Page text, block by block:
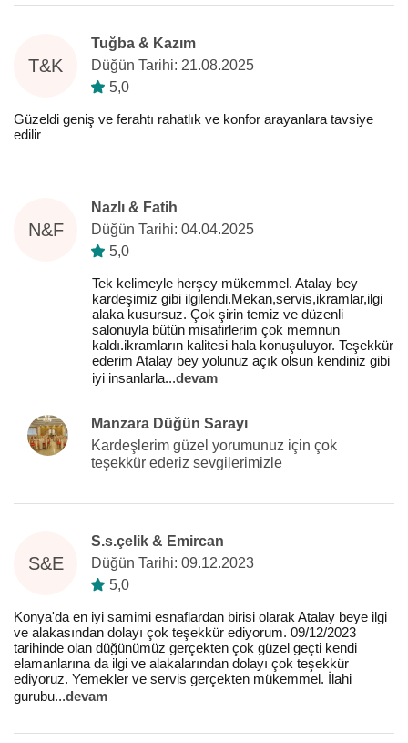
T&K
Tuğba & Kazım
Düğün Tarihi: 21.08.2025
5,0
Güzeldi geniş ve ferahtı rahatlık ve konfor arayanlara tavsiye
edilir
N&F
Nazlı & Fatih
Düğün Tarihi: 04.04.2025
5,0
Tek kelimeyle herşey mükemmel. Atalay bey
kardeşimiz gibi ilgilendi.Mekan,servis,ikramlar,ilgi
alaka kusursuz. Çok şirin temiz ve düzenli
salonuyla bütün misafirlerim çok memnun
kaldı.ikramların kalitesi hala konuşuluyor. Teşekkür
ederim Atalay bey yolunuz açık olsun kendiniz gibi
iyi insanlarla...devam
Manzara Düğün Sarayı
Kardeşlerim güzel yorumunuz için çok
teşekkür ederiz sevgilerimizle
S&E
S.s.çelik & Emircan
Düğün Tarihi: 09.12.2023
5,0
Konya'da en iyi samimi esnaflardan birisi olarak Atalay beye ilgi
ve alakasından dolayı çok teşekkür ediyorum. 09/12/2023
tarihinde olan düğünümüz gerçekten çok güzel geçti kendi
elamanlarına da ilgi ve alakalarından dolayı çok teşekkür
ediyoruz. Yemekler ve servis gerçekten mükemmel. İlahi
gurubu...devam